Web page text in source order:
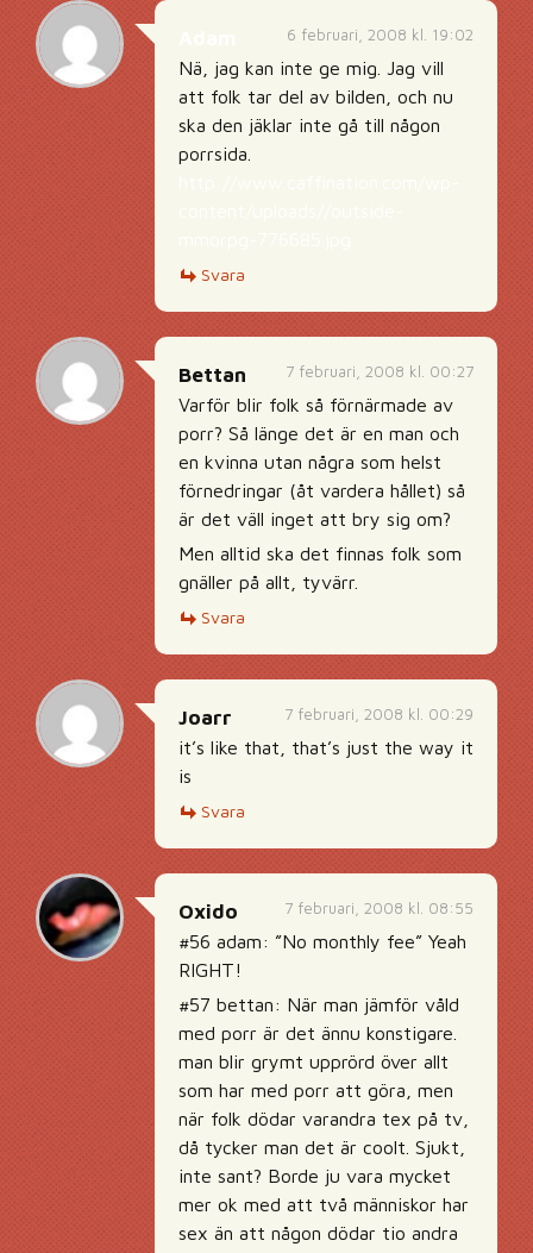
6 februari, 2008 kl. 19:02
Nä, jag kan inte ge mig. Jag vill
att folk tar del av bilden, och nu
ska den jäklar inte gå till någon
porrsida.
Svara
7 februari, 2008 kl. 00:27
Bettan
Varför blir folk så förnärmade av
porr? Så länge det är en man och
en kvinna utan några som helst
förnedringar (åt vardera hållet) så
är det väll inget att bry sig om?
Men alltid ska det finnas folk som
gnäller på allt, tyvärr.
Svara
7 februari, 2008 kl. 00:29
Joarr
it’s like that, that’s just the way it
is
Svara
7 februari, 2008 kl. 08:55
Oxido
#56 adam: ”No monthly fee” Yeah
RIGHT!
#57 bettan: När man jämför våld
med porr är det ännu konstigare.
man blir grymt upprörd över allt
som har med porr att göra, men
när folk dödar varandra tex på tv,
då tycker man det är coolt. Sjukt,
inte sant? Borde ju vara mycket
mer ok med att två människor har
sex än att någon dödar tio andra